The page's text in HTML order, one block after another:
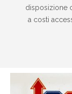
disposizione
a costi